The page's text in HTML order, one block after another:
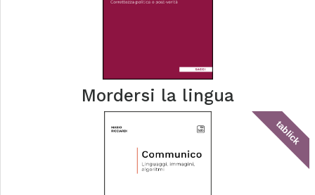
Mordersi la lingua
tablick